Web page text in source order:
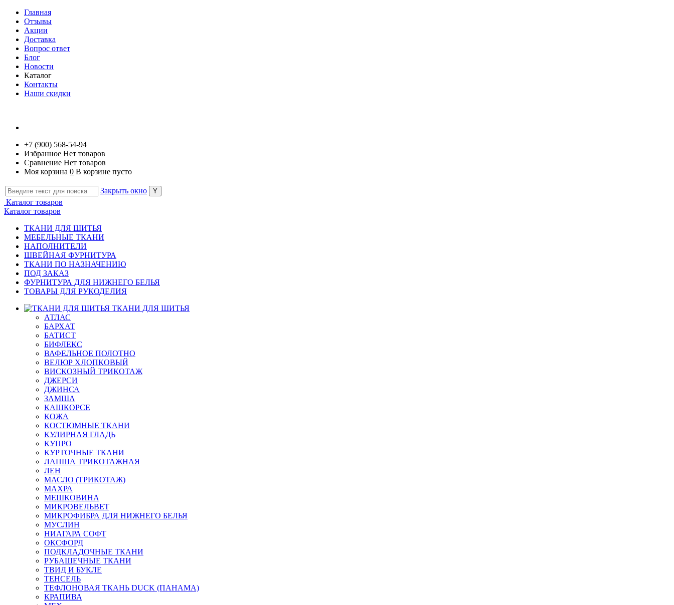
Главная
Отзывы
Акции
Доставка
Вопрос ответ
Блог
Новости
Каталог
Контакты
Наши скидки
+7 (900) 568-54-94
Избранное Нет товаров
Сравнение Нет товаров
Моя корзина 0 В корзине пусто
Закрыть окно
Каталог товаров
Каталог товаров
ТКАНИ ДЛЯ ШИТЬЯ
МЕБЕЛЬНЫЕ ТКАНИ
НАПОЛНИТЕЛИ
ШВЕЙНАЯ ФУРНИТУРА
ТКАНИ ПО НАЗНАЧЕНИЮ
ПОД ЗАКАЗ
ФУРНИТУРА ДЛЯ НИЖНЕГО БЕЛЬЯ
ТОВАРЫ ДЛЯ РУКОДЕЛИЯ
ТКАНИ ДЛЯ ШИТЬЯ
АТЛАС
БАРХАТ
БАТИСТ
БИФЛЕКС
ВАФЕЛЬНОЕ ПОЛОТНО
ВЕЛЮР ХЛОПКОВЫЙ
ВИСКОЗНЫЙ ТРИКОТАЖ
ДЖЕРСИ
ДЖИНСА
ЗАМША
КАШКОРСЕ
КОЖА
КОСТЮМНЫЕ ТКАНИ
КУЛИРНАЯ ГЛАДЬ
КУПРО
КУРТОЧНЫЕ ТКАНИ
ЛАПША ТРИКОТАЖНАЯ
ЛЕН
МАСЛО (ТРИКОТАЖ)
МАХРА
МЕШКОВИНА
МИКРОВЕЛЬВЕТ
МИКРОФИБРА ДЛЯ НИЖНЕГО БЕЛЬЯ
МУСЛИН
НИАГАРА СОФТ
ОКСФОРД
ПОДКЛАДОЧНЫЕ ТКАНИ
РУБАШЕЧНЫЕ ТКАНИ
ТВИД И БУКЛЕ
ТЕНСЕЛЬ
ТЕФЛОНОВАЯ ТКАНЬ DUCK (ПАНАМА)
КРАПИВА